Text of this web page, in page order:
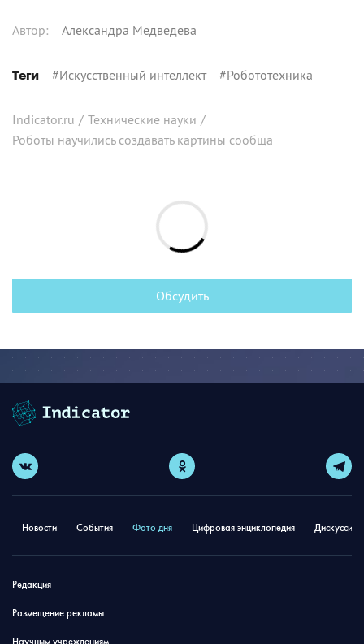
Автор: Александра Медведева
Теги #Искусственный интеллект#Робототехника
Indicator.ru / Технические науки /
Роботы научились создавать картины сообща
Обсудить
Новости События Фото дня Цифровая энциклопедия
Редакция
Размещение рекламы
Научным учреждениям